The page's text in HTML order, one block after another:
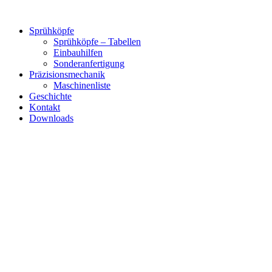
springenSprühköpfe
Sprühköpfe – Tabellen
Einbauhilfen
Sonderanfertigung
Präzisionsmechanik
Maschinenliste
Geschichte
Kontakt
Downloads